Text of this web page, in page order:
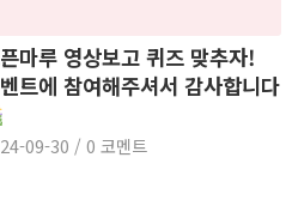
마루 영상보고 퀴즈 맞추자!
트에 참여해주셔서 감사합니다
09-30 / 0 코멘트